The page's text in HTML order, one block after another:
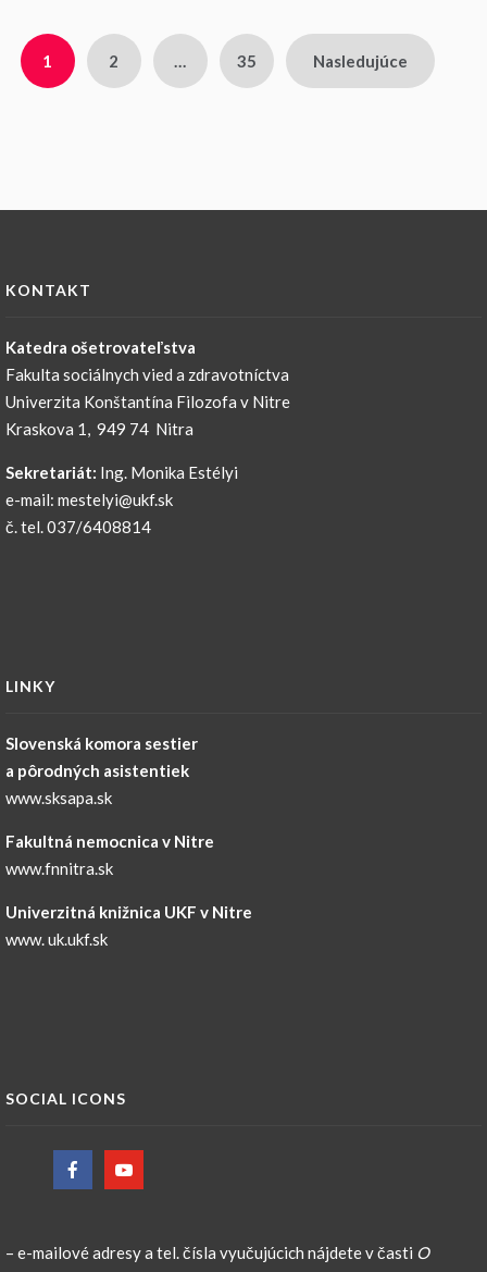
1 2 … 35 Nasledujúce
KONTAKT
Katedra ošetrovateľstva
Fakulta sociálnych vied a zdravotníctva
Univerzita Konštantína Filozofa v Nitre
Kraskova 1, 949 74 Nitra
Sekretariát: Ing. Monika Estélyi
e-mail: mestelyi@ukf.sk
č. tel. 037/6408814
LINKY
Slovenská komora sestier
a pôrodných asistentiek
www.sksapa.sk
Fakultná nemocnica v Nitre
www.fnnitra.sk
Univerzitná knižnica UKF v Nitre
www. uk.ukf.sk
SOCIAL ICONS
– e-mailové adresy a tel. čísla vyučujúcich nájdete v časti O